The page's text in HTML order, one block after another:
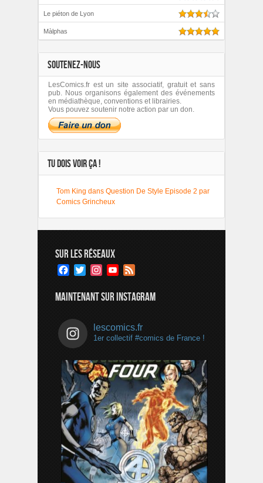
Le piéton de Lyon
Màlphas
SOUTENEZ-NOUS
LesComics.fr est un site associatif, gratuit et sans
pub. Nous organisons également des événements
en médiathèque, conventions et librairies.
Vous pouvez soutenir notre action par un don.
TU DOIS VOIR ÇA !
Tom King dans Question De Style Episode 2 par
Comics Grincheux
SUR LES RÉSEAUX
Facebook
TwitterInstagramYouTube
MAINTENANT SUR INSTAGRAM
lescomics.fr
1er collectif #comics de France !